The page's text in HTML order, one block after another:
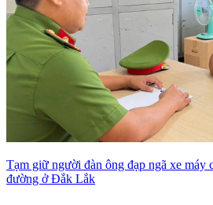
Tạm giữ người đàn ông đạp ngã xe máy
đường ở Đắk Lắk